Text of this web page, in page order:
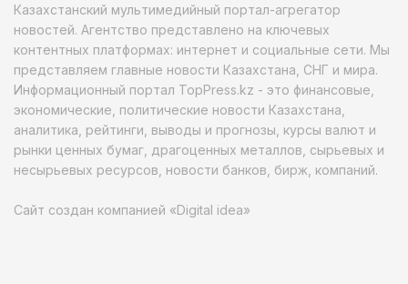
Казахстанский мультимедийный портал-агрегатор
новостей. Агентство представлено на ключевых
контентных платформах: интернет и социальные сети. Мы
представляем главные новости Казахстана, СНГ и мира.
Информационный портал TopPress.kz - это финансовые,
экономические, политические новости Казахстана,
аналитика, рейтинги, выводы и прогнозы, курсы валют и
рынки ценных бумаг, драгоценных металлов, сырьевых и
несырьевых ресурсов, новости банков, бирж, компаний.
Сайт создан компанией «Digital idea»